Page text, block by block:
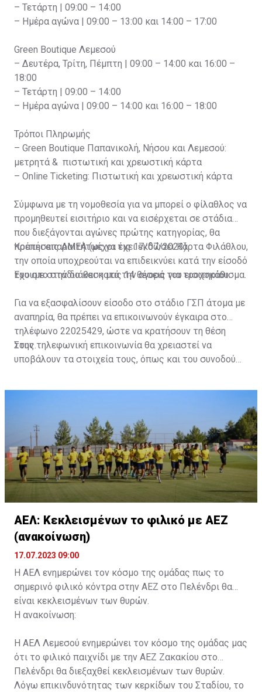
– Τετάρτη | 09:00 – 14:00
– Ημέρα αγώνα | 09:00 – 13:00 και 14:00 – 17:00
Green Boutique Λεμεσού
– Δευτέρα, Τρίτη, Πέμπτη | 09:00 – 14:00 και 16:00 –
18:00
– Τετάρτη | 09:00 – 14:00
– Ημέρα αγώνα | 09:00 – 14:00 και 16:00 – 18:00
Τρόποι Πληρωμής
– Green Boutique Παπανικολή, Νήσου και Λεμεσού:
μετρητά & πιστωτική και χρεωστική κάρτα
– Online Ticketing: Πιστωτική και χρεωστική κάρτα
Σύμφωνα με τη νομοθεσία για να μπορεί ο φίλαθλος να
προμηθευτεί εισιτήριο και να εισέρχεται σε στάδια
που διεξάγονται αγώνες πρώτης κατηγορίας, θα
πρέπει απαραιτήτως να έχει εκδώσει Κάρτα Φιλάθλου,
την οποία υποχρεούται να επιδεικνύει κατά την είσοδό
του στο στάδιο και κατά την αγορά του εισιτηρίου.
Κρατήσεις ΑΜΕΑ (μέχρι τις 17/07/2023)
Έχουμε στην διάθεση μας 14 θέσεις για τροχοκάθισμα.
Για να εξασφαλίσουν είσοδο στο στάδιο ΓΣΠ άτομα με
αναπηρία, θα πρέπει να επικοινωνούν έγκαιρα στο
τηλέφωνο 22025429, ώστε να κρατήσουν τη θέση
τους.
Στην τηλεφωνική επικοινωνία θα χρειαστεί να
υποβάλουν τα στοιχεία τους, όπως και του συνοδού
ονοματεπώνυμο, αριθμός πινακίδας αυτοκινήτου,
ΑΕΛ: Κεκλεισμένων το φιλικό με ΑΕΖ
(ανακοίνωση)
17.07.2023 09:00
Η ΑΕΛ ενημερώνει τον κόσμο της ομάδας πως το
σημερινό φιλικό κόντρα στην ΑΕΖ στο Πελένδρι θα
είναι κεκλεισμένων των θυρών.
Η ανακοίνωση:
Η ΑΕΛ Λεμεσού ενημερώνει τον κόσμο της ομάδας μας
ότι το φιλικό παιχνίδι με την ΑΕΖ Ζακακίου στο
Πελένδρι θα διεξαχθεί κεκλεισμένων των θυρών.
Λόγω επικινδυνότητας των κερκίδων του Σταδίου, το